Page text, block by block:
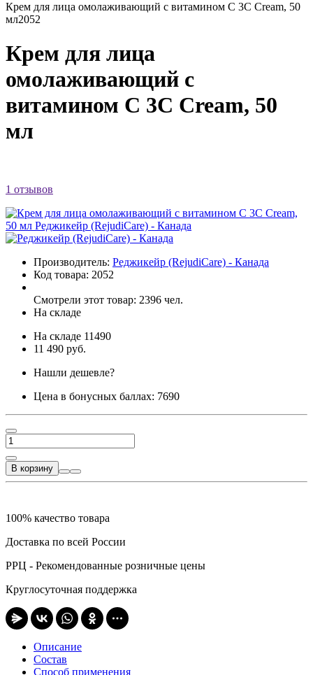
Крем для лица омолаживающий с витамином C 3C Cream, 50
мл2052
Крем для лица
омолаживающий с
витамином C 3C Cream, 50
мл
1 отзывов
Производитель: Реджикейр (RejudiCare) - Канада
Код товара: 2052
Смотрели этот товар: 2396 чел.
На складе
На складе 11490
11 490 руб.
Нашли дешевле?
Цена в бонусных баллах: 7690
В корзину
100% качество товара
Доставка по всей России
РРЦ - Рекомендованные розничные цены
Круглосуточная поддержка
Описание
Состав
Способ применения